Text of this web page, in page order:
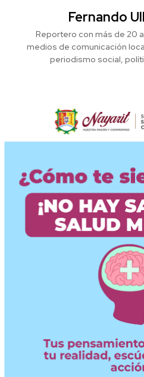
Fernando
Reportero con más de 20
medios de comunicación
periodismo social,